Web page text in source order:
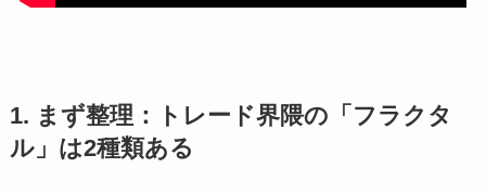
1. まず整理：トレード界隈の「フラクタ
ル」は2種類ある